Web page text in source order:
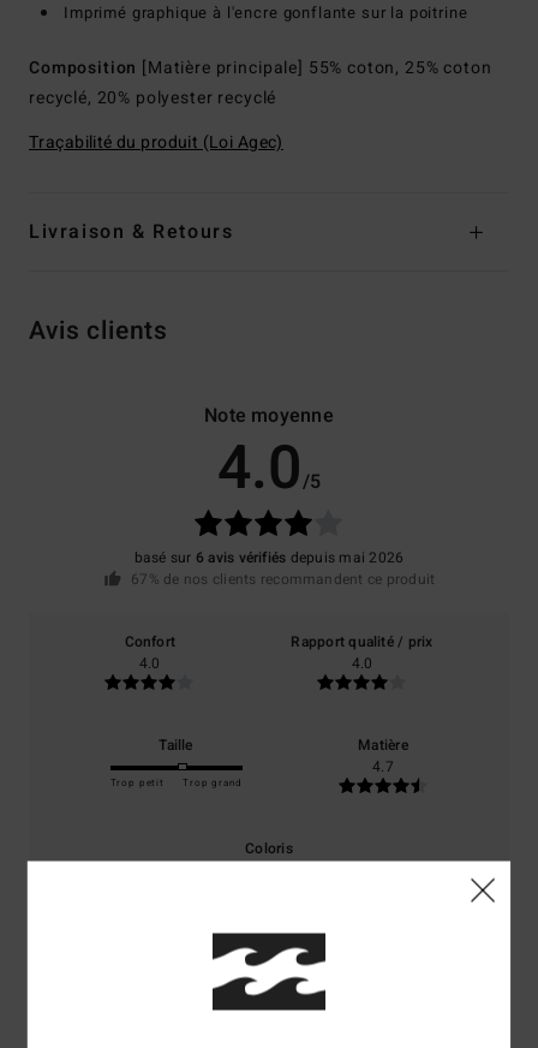
Imprimé graphique à l'encre gonflante sur la poitrine
Composition [Matière principale] 55% coton, 25% coton
recyclé, 20% polyester recyclé
Traçabilité du produit (Loi Agec)
Livraison & Retours
Avis clients
Note moyenne
4.0/5
basé sur 6 avis vérifiés depuis mai 2026
67% de nos clients recommandent ce produit
Confort
4.0
Rapport qualité / prix
4.0
Taille
Trop petit Trop grand
Matière
4.7
Coloris
4/5